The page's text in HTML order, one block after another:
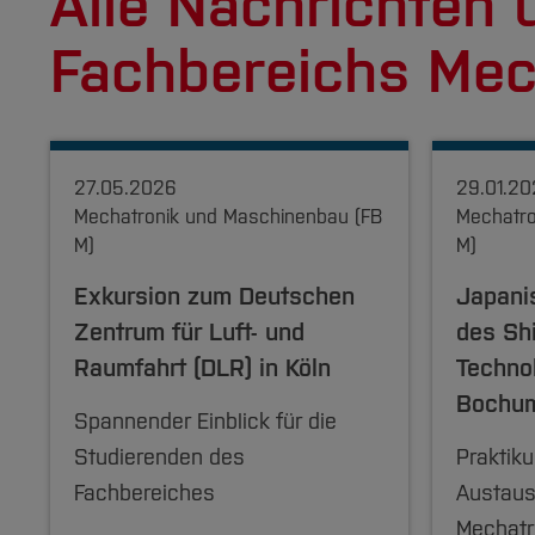
Fachbereichs
27.05.2026
Mechatronik und Maschinenbau (FB
M)
Exkursion zum Deutschen
Zentrum für Luft- und
Raumfahrt (DLR) in Köln
Spannender Einblick für die
Studierenden des
Fachbereiches
M)
des